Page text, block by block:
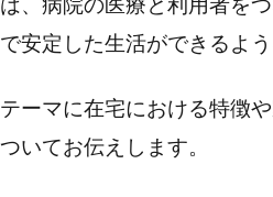
安定した生活ができるよう
ーマに在宅における特徴
いてお伝えします。